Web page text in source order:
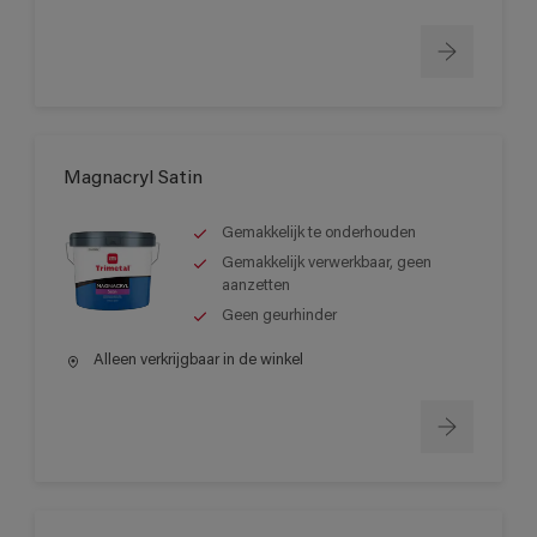
Magnacryl Satin
Gemakkelijk te onderhouden
Gemakkelijk verwerkbaar, geen
aanzetten
Geen geurhinder
Alleen verkrijgbaar in de winkel